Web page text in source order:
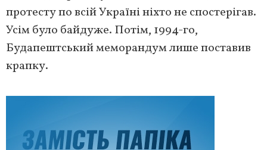
протесту по всій Україні ніхто не спостерігав.
Усім було байдуже. Потім, 1994-го,
Будапештський меморандум лише поставив
крапку.